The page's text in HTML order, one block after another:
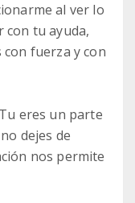
al ver lo
con tu ayuda,
con fuerza y con
eres un parte
dejes de
nos permite